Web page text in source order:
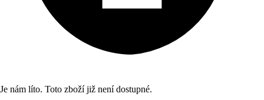
Je nám líto. Toto zboží již není dostupné.